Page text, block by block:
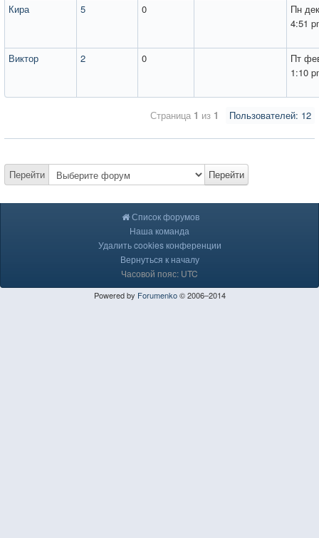
Кира 5 0
Пн
4:51
Виктор 2 0
Пт
1:10
Пользователей: 12
Страница 1 из 1
Перейти Перейти
Список форумов
Наша команда
Удалить cookies конференции
Вернуться к началу
Часовой пояс: UTC
Powered by Forumenko© 2006–2014